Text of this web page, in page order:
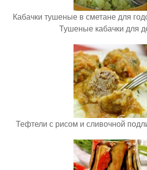
Кабачки тушеные в сметане для
Тушеные кабачки для
Тефтели с рисом и сливочной